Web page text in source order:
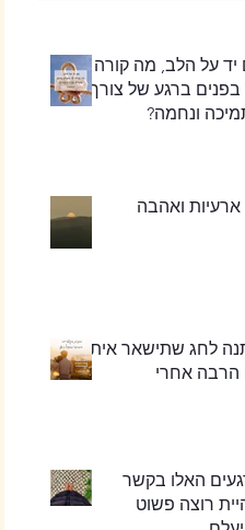
יד על הלב, מה קורה
בפנים ברגע של צורך
ונחמה?
ארעיות ואהבה
לחג שתישאר איתך
הרבה אחרי
האלו בקשר
רוצה פשוט